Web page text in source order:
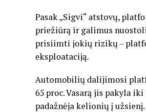
Pasak „Sigvi“ atstovų,
priežiūrą ir galimus
prisiimti jokių rizikų –
eksploataciją.
Automobilių dalijimosi
65 proc. Vasarą jis pakyla
padažnėja kelionių į